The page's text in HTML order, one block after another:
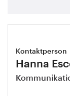
Kontaktperson
Hanna